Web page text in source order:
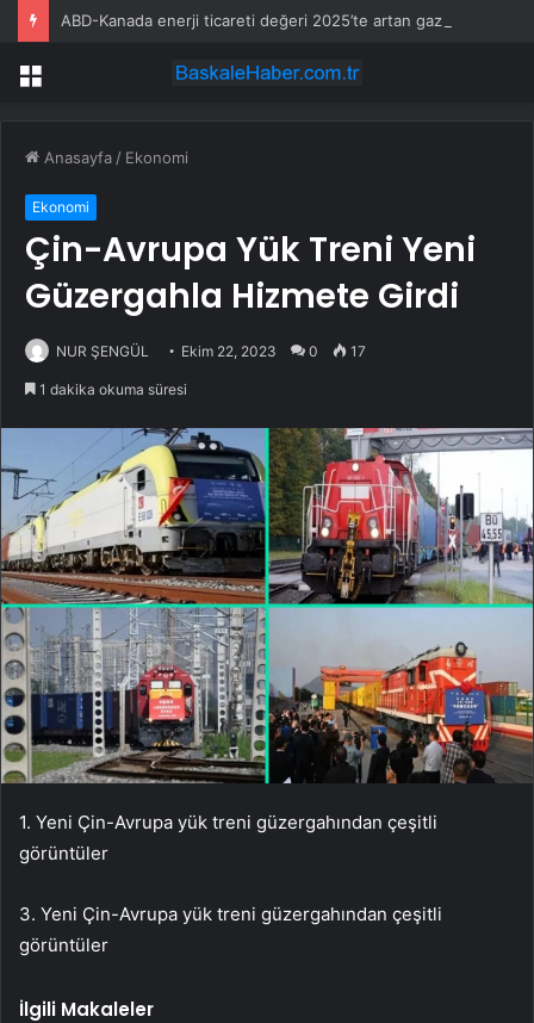
Menü
Anasayfa / Ekonomi
Ekonomi
Çin-Avrupa Yük Treni Yeni
Güzergahla Hizmete Girdi
NUR ŞENGÜL Ekim 22, 2023 0 17
1 dakika okuma süresi
1. Yeni Çin-Avrupa yük treni güzergahından çeşitli
görüntüler
3. Yeni Çin-Avrupa yük treni güzergahından çeşitli
görüntüler
İlgili Makaleler